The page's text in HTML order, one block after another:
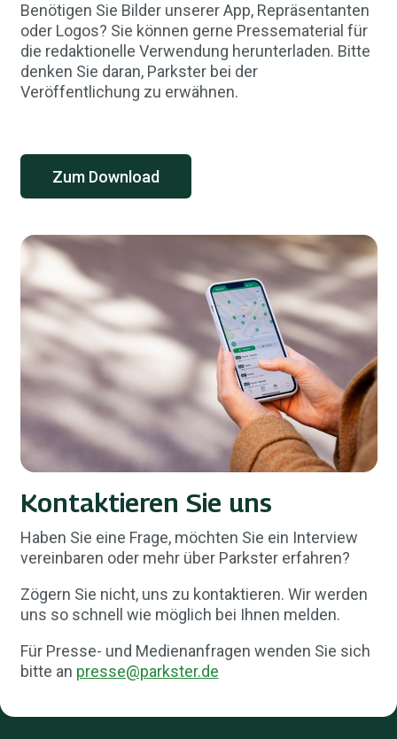
Benötigen Sie Bilder unserer App, Repräsentanten
oder Logos? Sie können gerne Pressematerial für
die redaktionelle Verwendung herunterladen. Bitte
denken Sie daran, Parkster bei der
Veröffentlichung zu erwähnen.
Zum Download
Kontaktieren Sie uns
Haben Sie eine Frage, möchten Sie ein Interview
vereinbaren oder mehr über Parkster erfahren?
Zögern Sie nicht, uns zu kontaktieren. Wir werden
uns so schnell wie möglich bei Ihnen melden.
Für Presse- und Medienanfragen wenden Sie sich
bitte an presse@parkster.de